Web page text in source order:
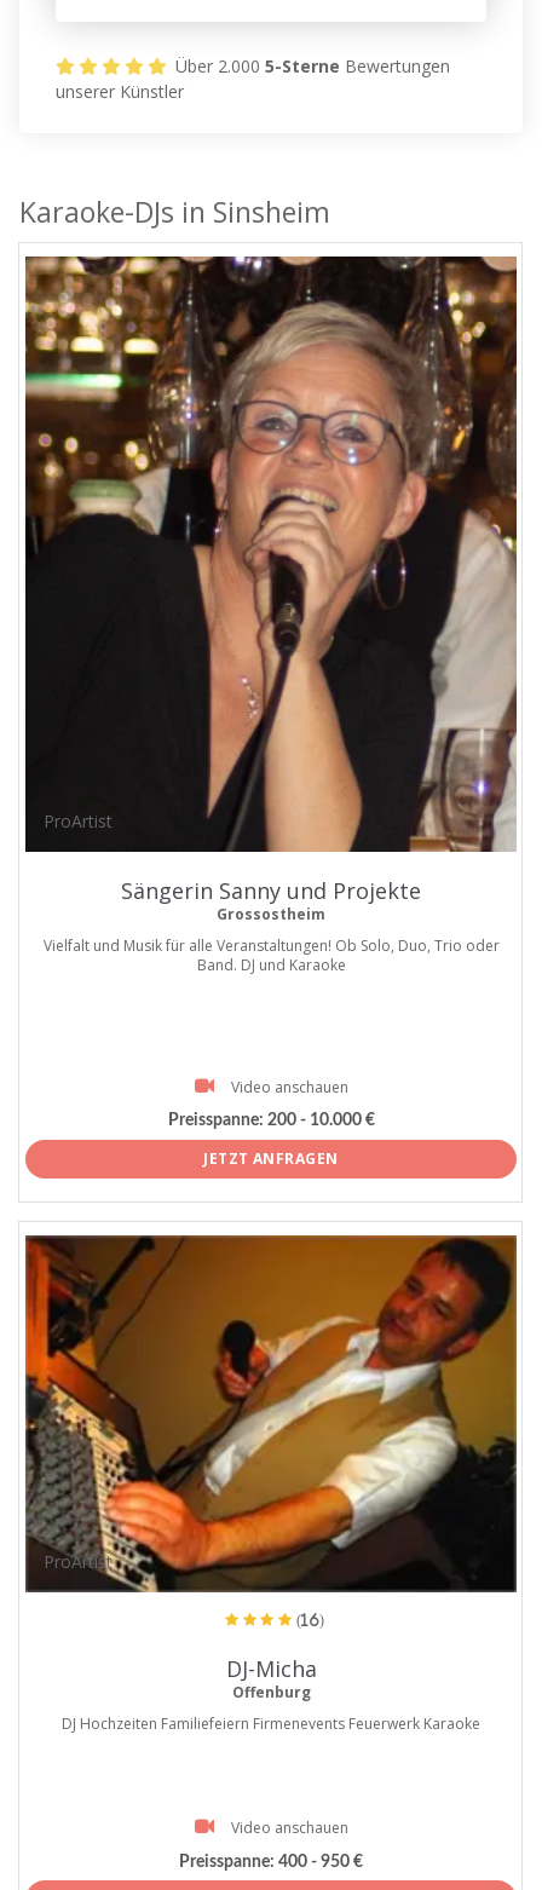
Über 2.0005-Sterne Bewertungen
unserer Künstler
Karaoke-DJs in Sinsheim
ProArtist
Sängerin Sanny und Projekte
Grossostheim
Vielfalt und Musik für alle Veranstaltungen! Ob Solo, Duo, Trio oder
Band. DJ und Karaoke
Video anschauen
Preisspanne: 200 - 10.000 €
JETZT ANFRAGEN
ProArtist
(16)
DJ-Micha
Offenburg
DJ Hochzeiten Familiefeiern Firmenevents Feuerwerk Karaoke
Video anschauen
Preisspanne: 400 - 950 €